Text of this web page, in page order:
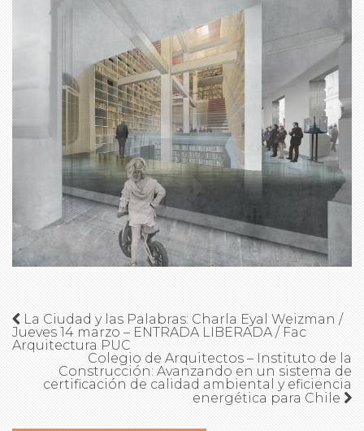
La Ciudad y las Palabras: Charla Eyal Weizman /
Jueves 14 marzo – ENTRADA LIBERADA / Fac
Arquitectura PUC
Colegio de Arquitectos – Instituto de la
Construcción: Avanzando en un sistema de
certificación de calidad ambiental y eficiencia
energética para Chile